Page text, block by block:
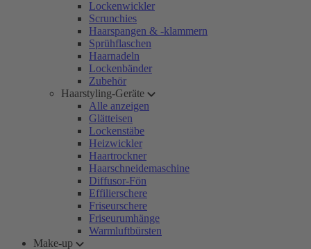
Lockenwickler
Scrunchies
Haarspangen & -klammern
Sprühflaschen
Haarnadeln
Lockenbänder
Zubehör
Haarstyling-Geräte
Alle anzeigen
Glätteisen
Lockenstäbe
Heizwickler
Haartrockner
Haarschneidemaschine
Diffusor-Fön
Effilierschere
Friseurschere
Friseurumhänge
Warmluftbürsten
Make-up